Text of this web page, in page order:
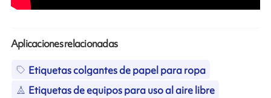
Aplicaciones relacionadas
Etiquetas colgantes de papel para ropa
Etiquetas de equipos para uso al aire libre